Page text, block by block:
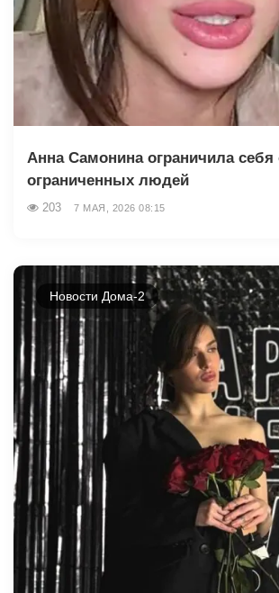
Анна Самонина ограничила себя
ограниченных людей
203 7 МАЯ, 2026 08:15
Новости Дома-2